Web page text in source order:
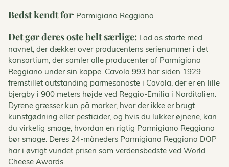
Bedst kendt for: Parmigiano Reggiano
Det gør deres oste helt særlige: Lad os starte med
navnet, der dækker over producentens serienummer i det
konsortium, der samler alle producenter af Parmigiano
Reggiano under sin kappe. Cavola 993 har siden 1929
fremstillet outstanding parmesanoste i Cavola, der er en lille
bjergby i 900 meters højde ved Reggio-Emilia i Norditalien.
Dyrene græsser kun på marker, hvor der ikke er brugt
kunstgødning eller pesticider, og hvis du lukker øjnene, kan
du virkelig smage, hvordan en rigtig Parmigiano Reggiano
bør smage. Deres 24-måneders Parmigiano Reggiano DOP
har i øvrigt vundet prisen som verdensbedste ved World
Cheese Awards.